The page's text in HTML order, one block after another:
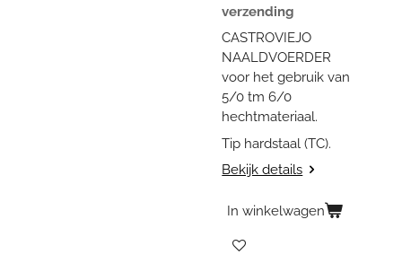
verzending
CASTROVIEJO
NAALDVOERDER
voor het gebruik van
5/0 tm 6/0
hechtmateriaal.
Tip hardstaal (TC).
Bekijk details
In winkelwagen